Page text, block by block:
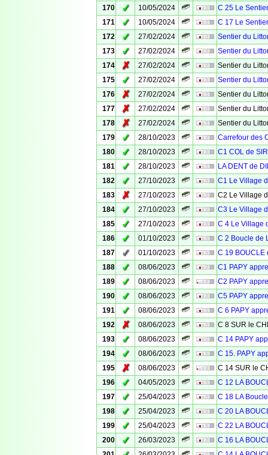
170
✓ 10/05/2024
C 25 Le
171
✓ 10/05/2024
C 17 Le
172
✓ 27/02/2024
Sentier du
173
✓ 27/02/2024
Sentier du
174
✗ 27/02/2024
Sentier du
175
✓ 27/02/2024
Sentier du
176
✗ 27/02/2024
Sentier du
177
✗ 27/02/2024
Sentier du
178
✗ 27/02/2024
Sentier du
179
✓ 28/10/2023
Carrefour des
180
✓ 28/10/2023
C1 COL de
181
✓ 28/10/2023
LA DENT de
182
✓ 27/10/2023
C1 Le Village
183
✗ 27/10/2023
C2 Le Village
184
✓ 27/10/2023
C3 Le Village
185
✓ 27/10/2023
C 4 Le Village
186
✓ 01/10/2023
C 2 Boucle de
187
✓ 01/10/2023
C 19 BOUCLE
188
✓ 08/06/2023
C1 PAPY
189
✓ 08/06/2023
C2 PAPY
190
✓ 08/06/2023
C5 PAPY
191
✓ 08/06/2023
C 6 PAPY
192
✗ 08/06/2023
C 8 SUR le
193
✓ 08/06/2023
C 14 PAPY
194
✓ 08/06/2023
C 15. PAPY
195
✗ 08/06/2023
C 14 SUR le
196
✓ 04/05/2023
C 12 LA
197
✓ 25/04/2023
C 18 LA
198
✓ 25/04/2023
C 20 LA
199
✓ 25/04/2023
C 22 LA
200
✓ 26/03/2023
C 16 LA